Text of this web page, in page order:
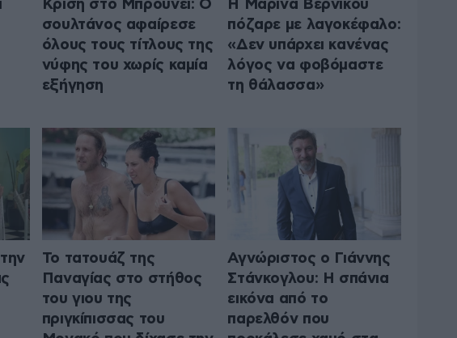
Κρίση στο Μπρουνέι: Ο
σουλτάνος αφαίρεσε
όλους τους τίτλους της
νύφης του χωρίς καμία
εξήγηση
Η Μαρίνα Βερνίκου
πόζαρε με λαγοκέφαλο:
«Δεν υπάρχει κανένας
λόγος να φοβόμαστε
τη θάλασσα»
Το τατουάζ της
Παναγίας στο στήθος
του γιου της
πριγκίπισσας του
Αγνώριστος ο Γιάννης
Στάνκογλου: Η σπάνια
εικόνα από το
παρελθόν που